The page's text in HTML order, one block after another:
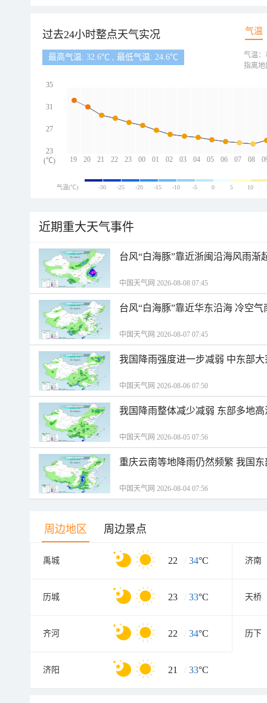
过去24小时整点天气实况 气温
最高气温: 32.6℃ , 最低气温: 24.6℃
19 20 21 22 23 00 01 02 03 04 05 06 07 08
35
31
27
23
(℃)
气温：
指离地
气温(℃) -30 -25 -20 -15 -10 -5 0 5 10
近期重大天气事件
台风“白海豚”靠近浙闽沿海风雨渐
中国天气网 2026-08-08 07:45
台风“白海豚”靠近华东沿海 冷空
中国天气网 2026-08-07 07:45
我国降雨强度进一步减弱 中东部
中国天气网 2026-08-06 07:50
我国降雨整体减少减弱 东部多地
中国天气网 2026-08-05 07:56
重庆云南等地降雨仍然频繁 我国
中国天气网 2026-08-04 07:56
周边地区 周边景点
禹城 22 / 34°C 济南
历城 23 / 33°C 天桥
齐河 22 / 34°C 历下
济阳 21 / 33°C